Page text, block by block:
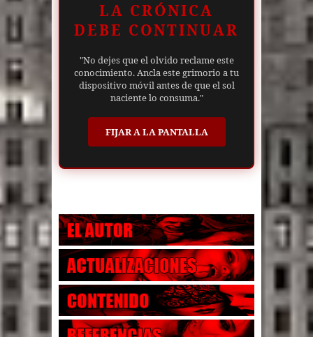
LA CRÓNICA
DEBE CONTINUAR
"No dejes que el olvido reclame este
conocimiento. Ancla este grimorio a tu
dispositivo móvil antes de que el sol
naciente lo consuma."
FIJAR A LA PANTALLA